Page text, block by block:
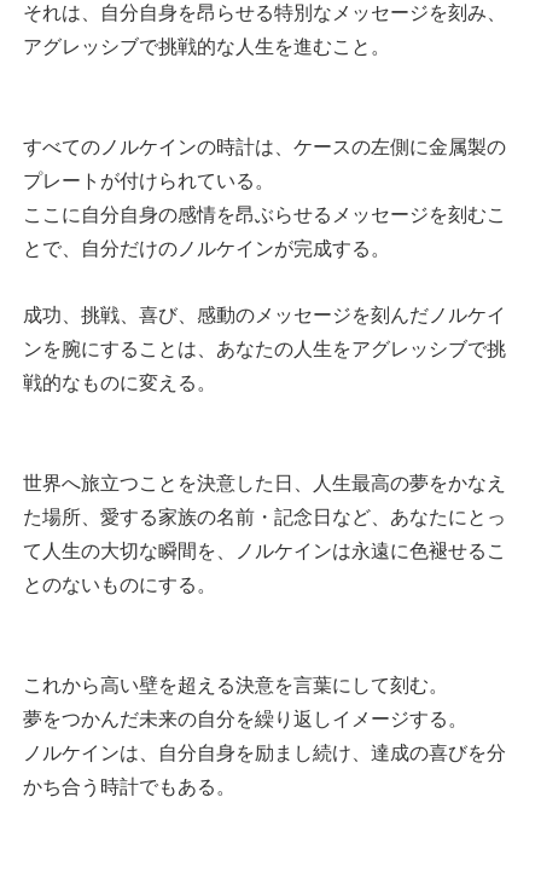
それは、自分自身を昂らせる特別なメッセージを刻み、
アグレッシブで挑戦的な人生を進むこと。
すべてのノルケインの時計は、ケースの左側に金属製の
プレートが付けられている。
ここに自分自身の感情を昂ぶらせるメッセージを刻むこ
とで、自分だけのノルケインが完成する。
成功、挑戦、喜び、感動のメッセージを刻んだノルケイ
ンを腕にすることは、あなたの人生をアグレッシブで挑
戦的なものに変える。
世界へ旅立つことを決意した日、人生最高の夢をかなえ
た場所、愛する家族の名前・記念日など、あなたにとっ
て人生の大切な瞬間を、ノルケインは永遠に色褪せるこ
とのないものにする。
これから高い壁を超える決意を言葉にして刻む。
夢をつかんだ未来の自分を繰り返しイメージする。
ノルケインは、自分自身を励まし続け、達成の喜びを分
かち合う時計でもある。